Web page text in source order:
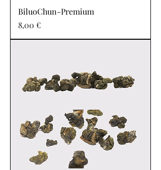
BiluoChun-Premium
Prix
8,00 €